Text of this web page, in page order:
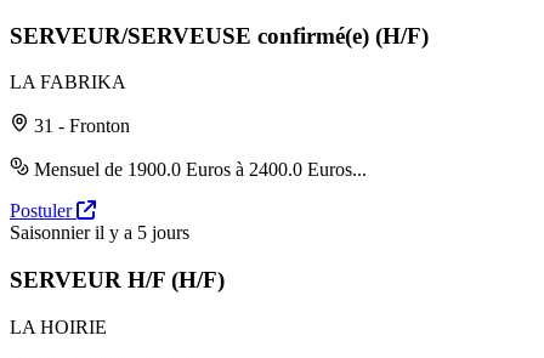
SERVEUR/SERVEUSE confirmé(e) (H/F)
LA FABRIKA
31 - Fronton
Mensuel de 1900.0 Euros à 2400.0 Euros...
Postuler
Saisonnier il y a 5 jours
SERVEUR H/F (H/F)
LA HOIRIE